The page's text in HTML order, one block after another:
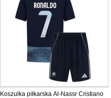
Koszulka piłkarska Al-Nassr Cristiano